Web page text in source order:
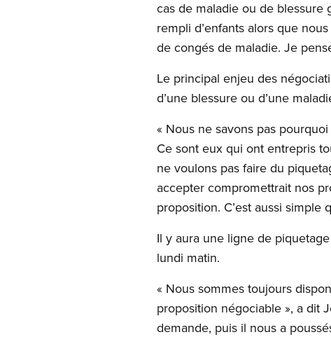
cas de maladie ou de
rempli d’enfants alors que
de congés de maladie. Je
Le principal enjeu des
d’une blessure ou d’une
« Nous ne savons pas
Ce sont eux qui ont entrepris
ne voulons pas faire du
accepter compromettrait nos
proposition. C’est aussi simple
Il y aura une ligne de
lundi matin.
« Nous sommes toujours
proposition négociable », a dit
demande, puis il nous a